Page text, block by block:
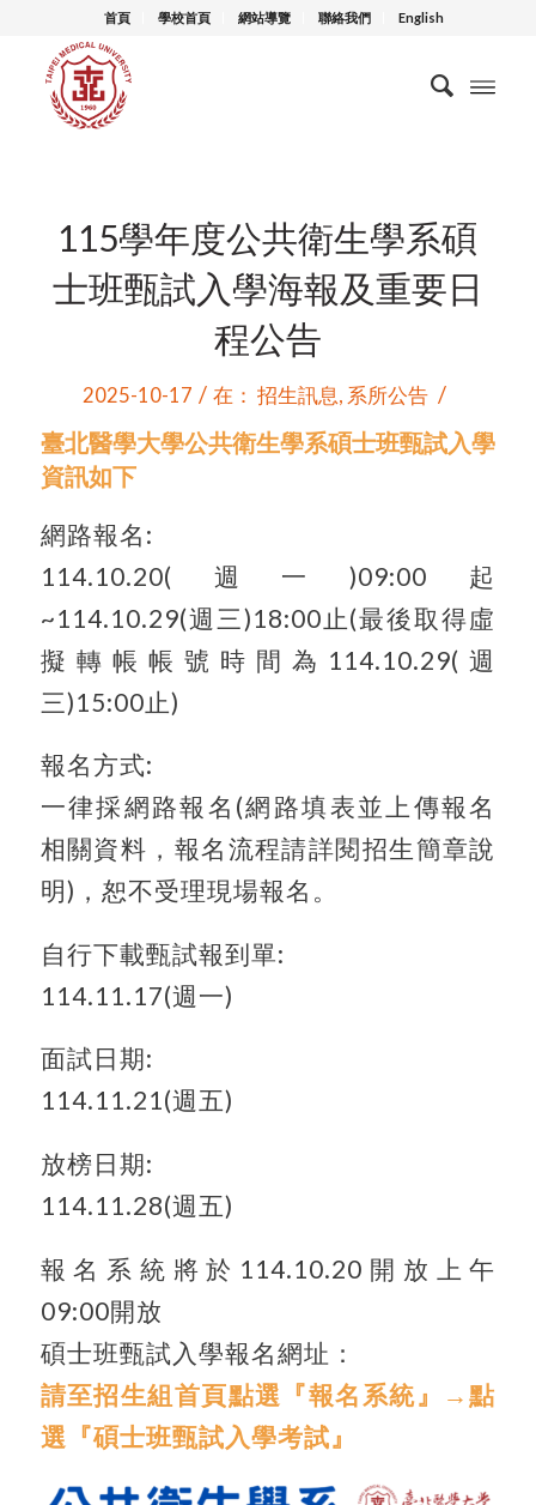
首頁 學校首頁 網站導覽 聯絡我們 English
115學年度公共衛生學系碩
士班甄試入學海報及重要日
程公告
2025-10-17 / 在：招生訊息, 系所公告 /
臺北醫學大學公共衛生學系碩士班甄試入學
資訊如下
網路報名:
114.10.20(週一)09:00起
~114.10.29(週三)18:00止(最後取得虛
擬轉帳帳號時間為114.10.29(週
三)15:00止)
報名方式:
一律採網路報名(網路填表並上傳報名
相關資料，報名流程請詳閱招生簡章說
明)，恕不受理現場報名。
自行下載甄試報到單:
114.11.17(週一)
面試日期:
114.11.21(週五)
放榜日期:
114.11.28(週五)
報名系統將於114.10.20開放上午
09:00開放
碩士班甄試入學報名網址：
請至招生組首頁點選『報名系統』→點
選『碩士班甄試入學考試』